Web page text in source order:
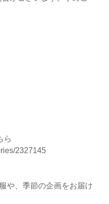
ら
2327145
や、季節の企画をお届け